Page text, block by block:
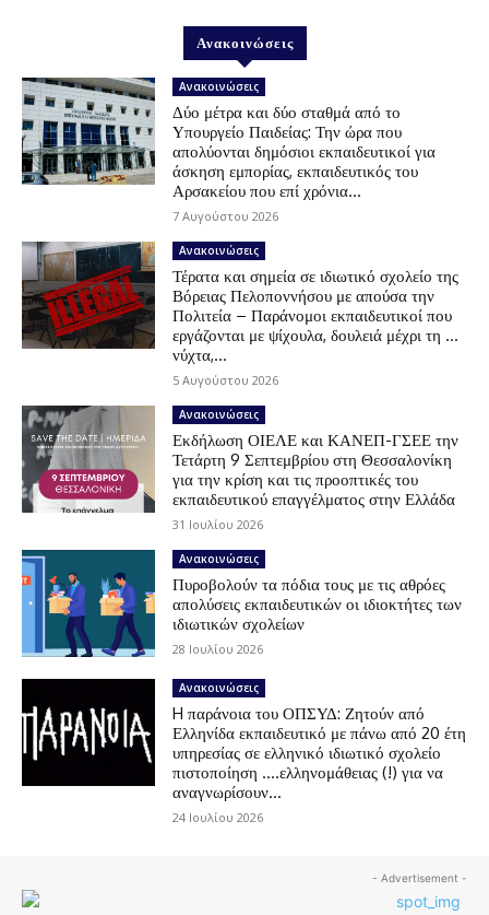
Ανακοινώσεις
Ανακοινώσεις
Δύο μέτρα και δύο σταθμά από το
Υπουργείο Παιδείας: Την ώρα που
απολύονται δημόσιοι εκπαιδευτικοί για
άσκηση εμπορίας, εκπαιδευτικός του
Αρσακείου που επί χρόνια...
7 Αυγούστου 2026
Ανακοινώσεις
Τέρατα και σημεία σε ιδιωτικό σχολείο της
Βόρειας Πελοποννήσου με απούσα την
Πολιτεία – Παράνομοι εκπαιδευτικοί που
εργάζονται με ψίχουλα, δουλειά μέχρι τη …
νύχτα,...
5 Αυγούστου 2026
Ανακοινώσεις
Εκδήλωση ΟΙΕΛΕ και ΚΑΝΕΠ-ΓΣΕΕ την
Τετάρτη 9 Σεπτεμβρίου στη Θεσσαλονίκη
για την κρίση και τις προοπτικές του
εκπαιδευτικού επαγγέλματος στην Ελλάδα
31 Ιουλίου 2026
Ανακοινώσεις
Πυροβολούν τα πόδια τους με τις αθρόες
απολύσεις εκπαιδευτικών οι ιδιοκτήτες των
ιδιωτικών σχολείων
28 Ιουλίου 2026
Ανακοινώσεις
H παράνοια του ΟΠΣΥΔ: Ζητούν από
Ελληνίδα εκπαιδευτικό με πάνω από 20 έτη
υπηρεσίας σε ελληνικό ιδιωτικό σχολείο
πιστοποίηση ….ελληνομάθειας (!) για να
αναγνωρίσουν...
24 Ιουλίου 2026
- Advertisement -